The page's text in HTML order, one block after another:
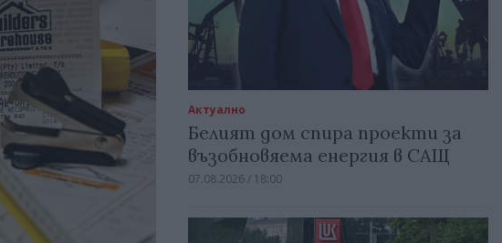
Актуално
Белият дом спира проекти за
възобновяема енергия в САЩ
07.08.2026 / 18:00